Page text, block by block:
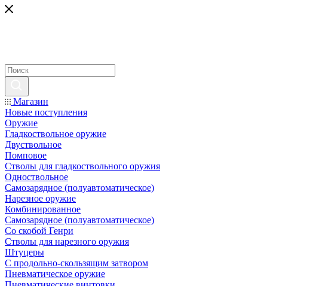
Магазин
Новые поступления
Оружие
Гладкоствольное оружие
Двуствольное
Помповое
Стволы для гладкоствольного оружия
Одноствольное
Самозарядное (полуавтоматическое)
Нарезное оружие
Комбинированное
Самозарядное (полуавтоматическое)
Со скобой Генри
Стволы для нарезного оружия
Штуцеры
С продольно-скользящим затвором
Пневматическое оружие